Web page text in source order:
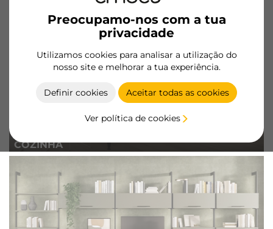
Preocupamo-nos com a tua
privacidade
Utilizamos cookies para analisar a utilização do
nosso site e melhorar a tua experiência.
Definir cookies Aceitar todas as cookies
Ver política de cookies
COZINHA